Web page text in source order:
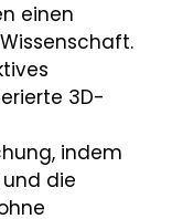
einen
3D-
indem
die